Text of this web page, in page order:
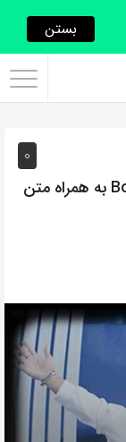
0
آهنگ انگلیسی Rockstar از BoyWithUke به همراه متن
بستن